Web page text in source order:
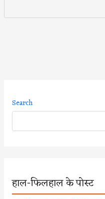
Search
हाल-फिलहाल के पोस्ट